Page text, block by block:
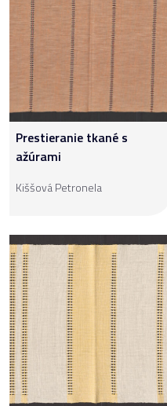
Prestieranie tkané s
ažúrami
Kiššová Petronela